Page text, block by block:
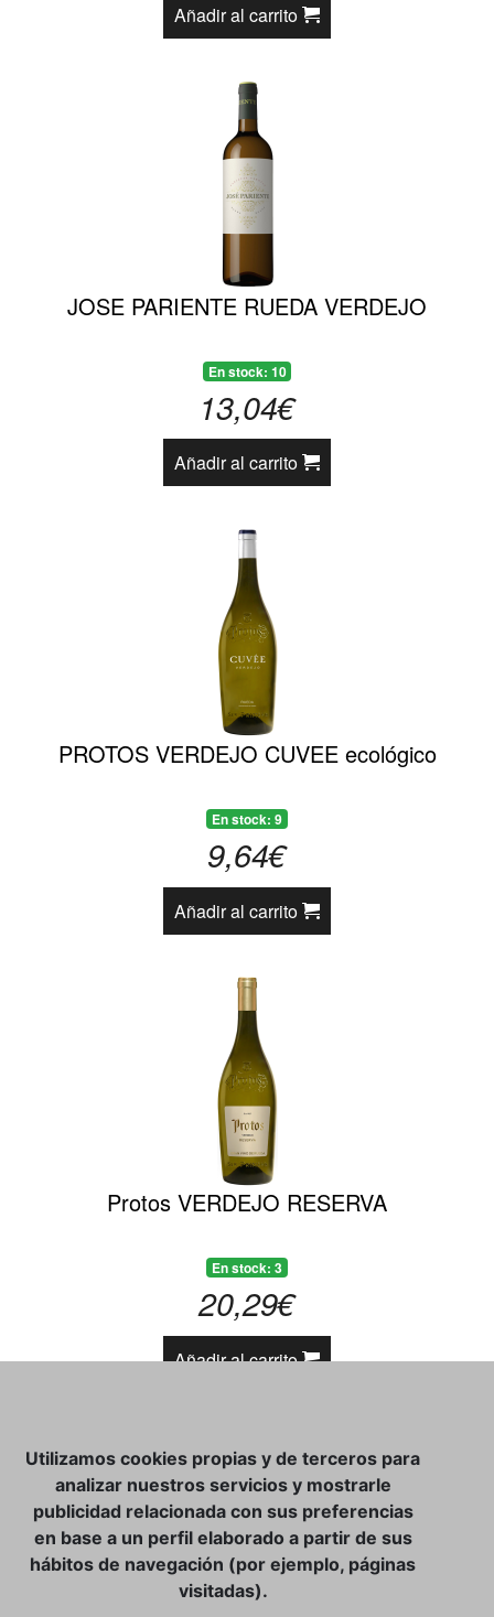
Añadir al carrito
JOSE PARIENTE RUEDA VERDEJO
En stock: 10
13,04€
Añadir al carrito
PROTOS VERDEJO CUVEE ecológico
En stock: 9
9,64€
Añadir al carrito
Protos VERDEJO RESERVA
En stock: 3
20,29€
Añadir al carrito
CATÁLOGO
CONTACTO
Utilizamos cookies propias y de terceros para
analizar nuestros servicios y mostrarle
publicidad relacionada con sus preferencias
en base a un perfil elaborado a partir de sus
hábitos de navegación (por ejemplo, páginas
visitadas).